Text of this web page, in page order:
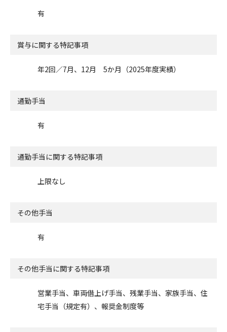
有
賞与に関する特記事項
年2回／7月、12月 5か月（2025年度実績）
通勤手当
有
通勤手当に関する特記事項
上限なし
その他手当
有
その他手当に関する特記事項
営業手当、車両借上げ手当、残業手当、家族手当、住
宅手当（規定有）、報奨金制度等